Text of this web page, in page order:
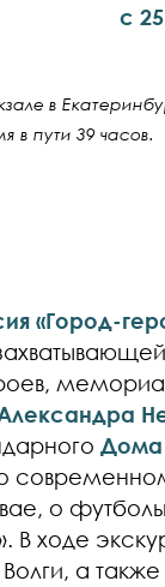
с
в
в пути 39 часов.
«Город-
Дома
о
В ходе
а также